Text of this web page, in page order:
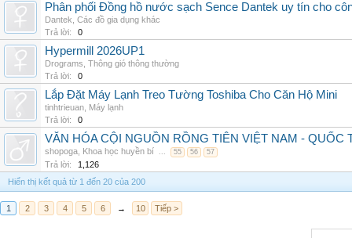
Phân phối Đồng hồ nước sạch Sence Dantek uy tín cho
Dantek Các đồ gia dụng khác
Trả lời:
0
Hypermill 2026UP1
Drograms Thông gió thông thường
Trả lời:
0
Lắp Đặt Máy Lạnh Treo Tường Toshiba Cho Căn Hộ Mini
tinhtrieuan Máy lạnh
Trả lời:
0
VĂN HÓA CỘI NGUỒN RỒNG TIÊN VIỆT NAM -
shopoga Khoa học huyền bí ... 55 56 57
Trả lời:
1,126
Hiển thị kết quả từ 1 đến 20 của 200
1 2 3 4 5 6 → 10 Tiếp >